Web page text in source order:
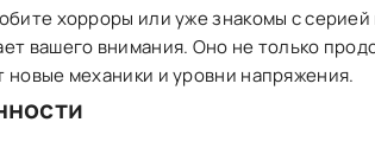
хорроры или уже знакомы с
вашего внимания. Оно не только
новые механики и уровни напряжения.